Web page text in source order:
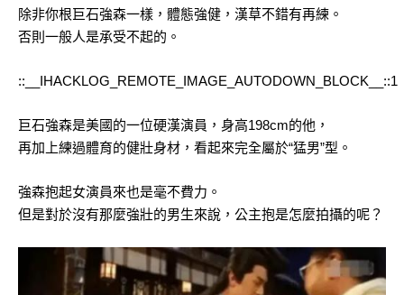
除非你根巨石強森一樣，體態強健，漢草不錯有再練。
否則一般人是承受不起的。
::__IHACKLOG_REMOTE_IMAGE_AUTODOWN_BLOCK__::1
巨石強森是美國的一位硬漢演員，身高198cm的他，
再加上練過體育的健壯身材，看起來完全屬於“猛男”型。
強森抱起女演員來也是毫不費力。
但是對於沒有那麼強壯的男生來說，公主抱是怎麼拍攝的呢？